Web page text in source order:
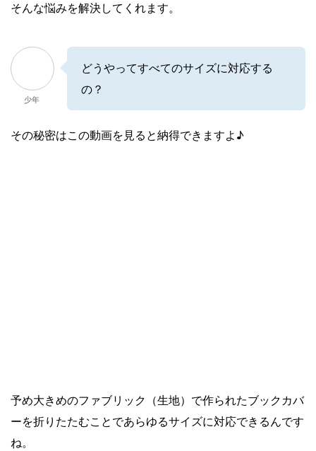
そんな悩みを解決してくれます。
少年
どうやってすべてのサイズに対応する
の？
その秘密はこの動画を見ると納得できますよ♪
予め大きめのファブリック（生地）で作られたブックカバ
ーを折りたたむことであらゆるサイズに対応できるんです
ね。